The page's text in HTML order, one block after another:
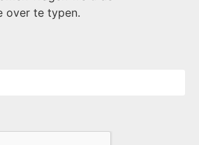
over te typen.